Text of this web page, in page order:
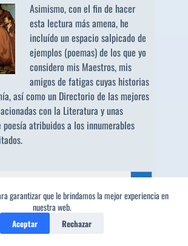
garantizar que le brindamos la mejor experiencia en
nuestra web.
Aceptar Rechazar
Asimismo, con el fin de hacer
esta lectura más amena, he
incluído un espacio salpicado de
ejemplos (poemas) de los que yo
considero mis Maestros, mis
amigos de fatigas cuyas historias
así como un Directorio de las mejores
con la Literatura y unas
atribuidos a los innumerables
Botón de búsqueda